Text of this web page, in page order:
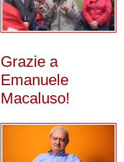
Grazie a
Emanuele
Macaluso!